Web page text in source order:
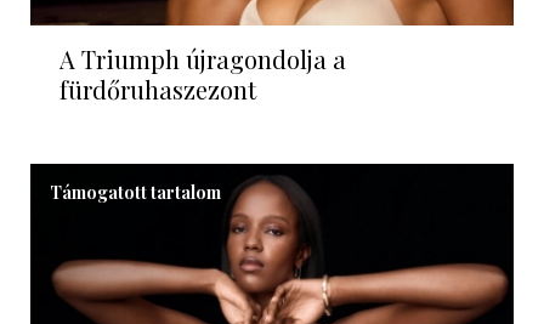
A Triumph újragondolja a
fürdőruhaszezont
Támogatott tartalom